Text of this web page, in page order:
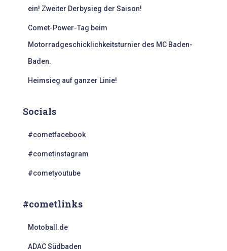
ein! Zweiter Derbysieg der Saison!
Comet-Power-Tag beim
Motorradgeschicklichkeitsturnier des MC Baden-
Baden.
Heimsieg auf ganzer Linie!
Socials
#cometfacebook
#cometinstagram
#cometyoutube
#cometlinks
Motoball.de
ADAC Südbaden